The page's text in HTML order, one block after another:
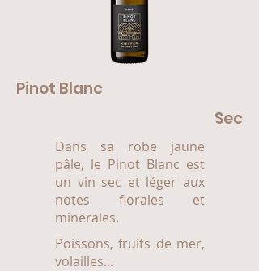
Pinot Blanc
Sec
Dans sa robe jaune
pâle, le Pinot Blanc est
un vin sec et léger aux
notes florales et
minérales.
Poissons, fruits de mer,
volailles...